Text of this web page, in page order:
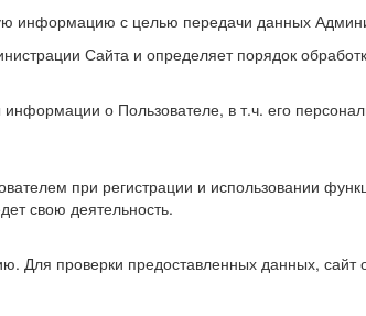
информацию с целью передачи данных
Сайта и определяет порядок
о Пользователе, в т.ч. его
при регистрации и использовании
свою деятельность.
Для проверки предоставленных данных, сайт